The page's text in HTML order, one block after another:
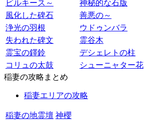
ビルキース～
神秘的な石版
風化した碑石
善悪の～
浄光の羽根
ウドゥンバラ
失われた碑文
霊谷木
霊宝の鐸鈴
デシェレトの柱
コリュの太鼓
シューニャター花
稲妻の攻略まとめ
稲妻エリアの攻略
稲妻の地霊壇 神櫻